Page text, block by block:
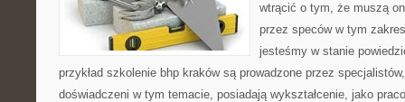
wtrącić o tym, że muszą
przez speców w tym
jesteśmy w stanie
przykład szkolenie bhp kraków są prowadzone przez
doświadczeni w tym temacie, posiadają wykształcenie, jako